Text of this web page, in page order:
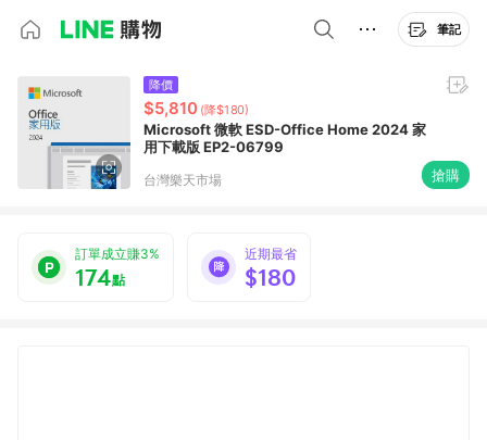
筆記
降價
$5,810 (降$180)
Microsoft 微軟 ESD-Office Home 2024 家
用下載版 EP2-06799
台灣樂天市場 搶購
訂單成立賺3%
174點
近期最省
$180